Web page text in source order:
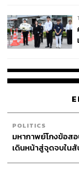
POLITICS
มหากาพย์โกงข้อส
เดินหน้าสู่จุดจบใน